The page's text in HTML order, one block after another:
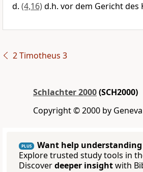
(4,16)d.h. vor dem Gericht des
2 Timotheus 3
Schlachter 2000(SCH2000)
Copyright © 2000 by
PLUS
Want help understanding
Explore trusted study tools in
Discoverdeeper insightwith